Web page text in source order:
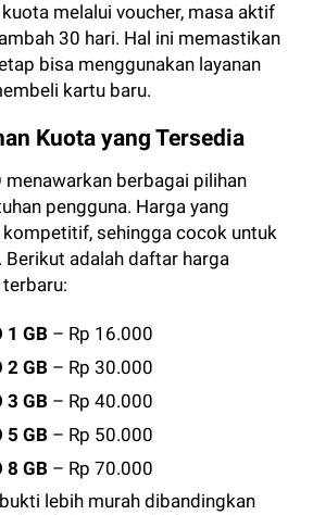
melalui voucher, masa aktif
30 hari. Hal ini memastikan
bisa menggunakan layanan
kartu baru.
Kuota yang Tersedia
menawarkan berbagai pilihan
pengguna. Harga yang
sehingga cocok untuk
Berikut adalah daftar harga
1 GB – Rp 16.000
2 GB – Rp 30.000
3 GB – Rp 40.000
5 GB – Rp 50.000
8 GB – Rp 70.000
lebih murah dibandingkan